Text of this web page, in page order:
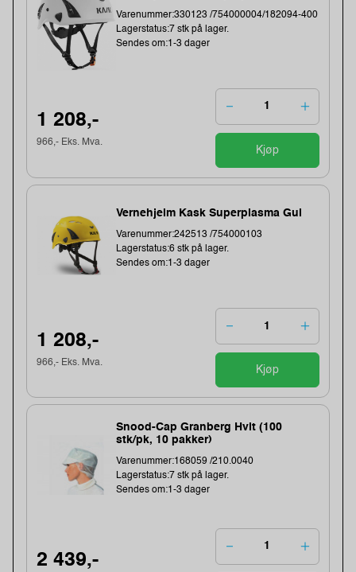
Varenummer:330123 /754000004/182094-400
Lagerstatus:7 stk på lager.
Sendes om:1-3 dager
1 208,-
966,- Eks. Mva.
Kjøp
Vernehjelm Kask Superplasma Gul
Varenummer:242513 /754000103
Lagerstatus:6 stk på lager.
Sendes om:1-3 dager
1 208,-
966,- Eks. Mva.
Kjøp
Snood-Cap Granberg Hvit (100
stk/pk, 10 pakker)
Varenummer:168059 /210.0040
Lagerstatus:7 stk på lager.
Sendes om:1-3 dager
2 439,-